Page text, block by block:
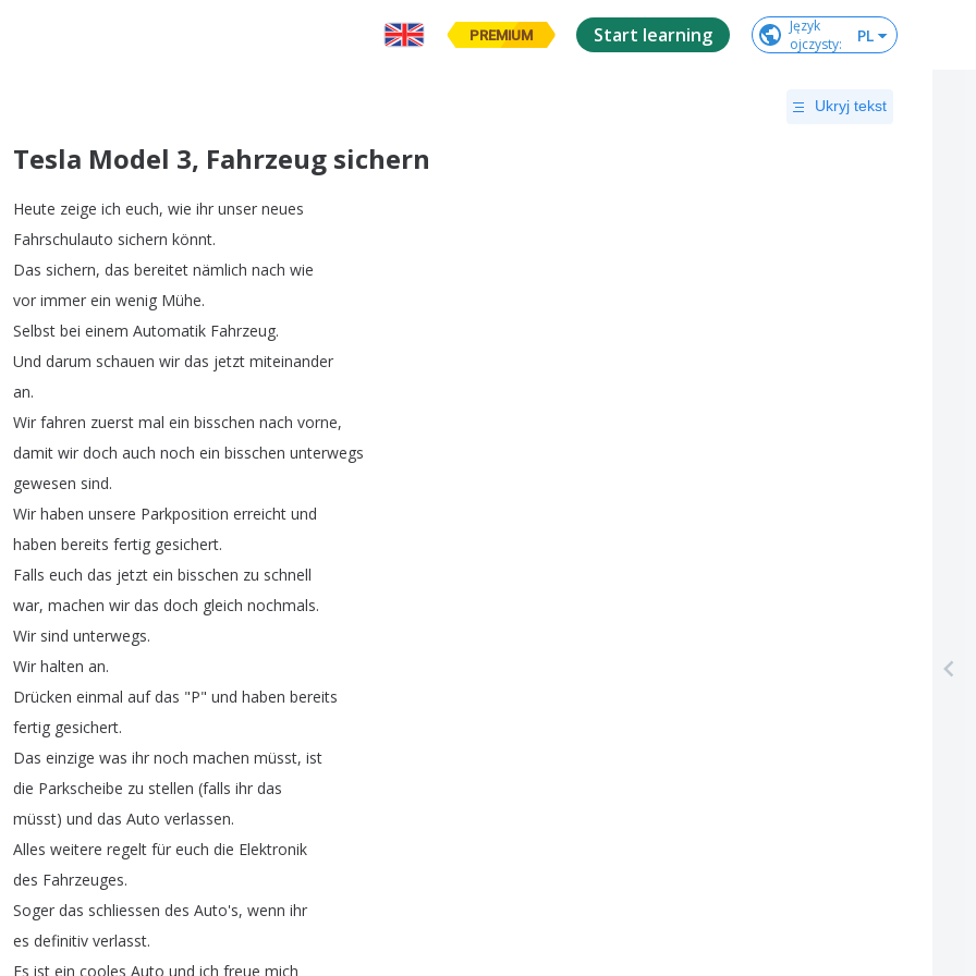
PREMIUM Start learning
Język
ojczysty: PL
Ukryj tekst
Tesla Model 3, Fahrzeug sichern
Heute zeige ich euch, wie ihr unser neues
Fahrschulauto sichern könnt.
Das sichern, das bereitet nämlich nach wie
vor immer ein wenig Mühe.
Selbst bei einem Automatik Fahrzeug.
Und darum schauen wir das jetzt miteinander
an.
Wir fahren zuerst mal ein bisschen nach vorne,
damit wir doch auch noch ein bisschen unterwegs
gewesen sind.
Wir haben unsere Parkposition erreicht und
haben bereits fertig gesichert.
Falls euch das jetzt ein bisschen zu schnell
war, machen wir das doch gleich nochmals.
Wir sind unterwegs.
Wir halten an.
Drücken einmal auf das "P" und haben bereits
fertig gesichert.
Das einzige was ihr noch machen müsst, ist
die Parkscheibe zu stellen (falls ihr das
müsst) und das Auto verlassen.
Alles weitere regelt für euch die Elektronik
des Fahrzeuges.
Soger das schliessen des Auto's, wenn ihr
es definitiv verlasst.
Es ist ein cooles Auto und ich freue mich